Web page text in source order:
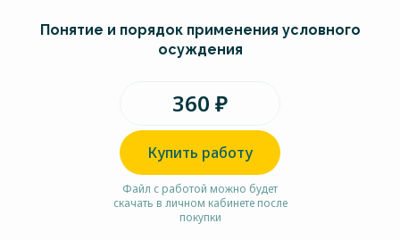
Понятие и порядок применения условного
осуждения
360 ₽
Купить работу
Файл с работой можно будет
скачать в личном кабинете после
покупки